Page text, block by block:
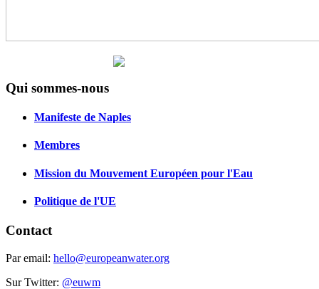
Qui sommes-nous
Manifeste de Naples
Membres
Mission du Mouvement Européen pour l'Eau
Politique de l'UE
Contact
Par email: hello@europeanwater.org
Sur Twitter: @euwm